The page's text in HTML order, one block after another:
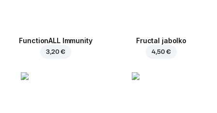
FunctionALL Immunity
3,20 €
Fructal jabolko
4,50 €